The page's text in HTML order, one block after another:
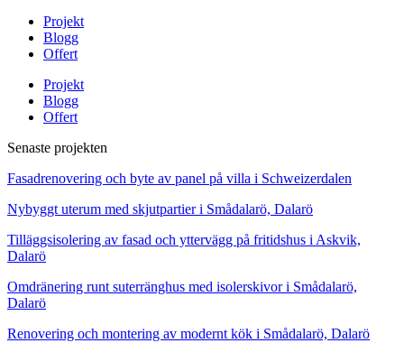
Projekt
Blogg
Offert
Projekt
Blogg
Offert
Senaste projekten
Fasadrenovering och byte av panel på villa i Schweizerdalen
Nybyggt uterum med skjutpartier i Smådalarö, Dalarö
Tilläggsisolering av fasad och yttervägg på fritidshus i Askvik,
Dalarö
Omdränering runt suterränghus med isolerskivor i Smådalarö,
Dalarö
Renovering och montering av modernt kök i Smådalarö, Dalarö